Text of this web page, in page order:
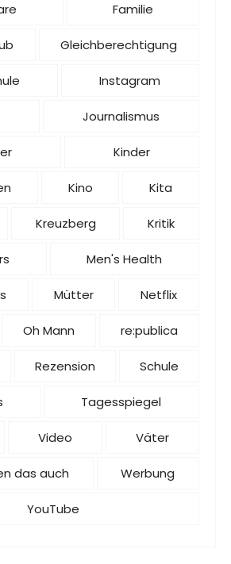
Familie
Gleichberechtigung
Instagram
Journalismus
Kinder
Kino Kita
Kreuzberg Kritik
Men's Health
Mütter Netflix
Oh Mann re:publica
Rezension Schule
Tagesspiegel
Video Väter
das auch Werbung
YouTube